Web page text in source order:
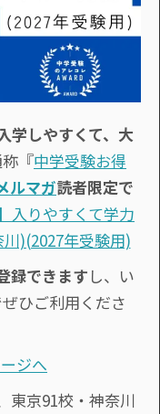
入学しやすくて、大
『中学受験お得
ルマガ読者限定で
入りやすくて学力
)(2027年受験用)
録できます し、い
ひご利用くださ
ジへ
東京91校・神奈川